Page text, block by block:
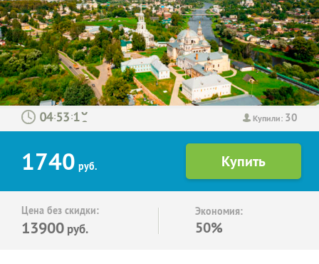
Купили: 30
: :
1740 руб.
Цена без скидки:
13900 руб.
Экономия:
50%